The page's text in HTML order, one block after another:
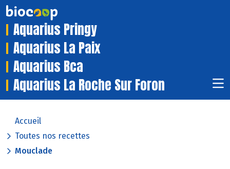
Aquarius Pringy
Aquarius La Paix
Aquarius Bca
Aquarius La Roche Sur Foron
Accueil
Toutes nos recettes
Mouclade